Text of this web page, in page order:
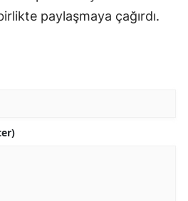
paylaşmaya çağırdı.